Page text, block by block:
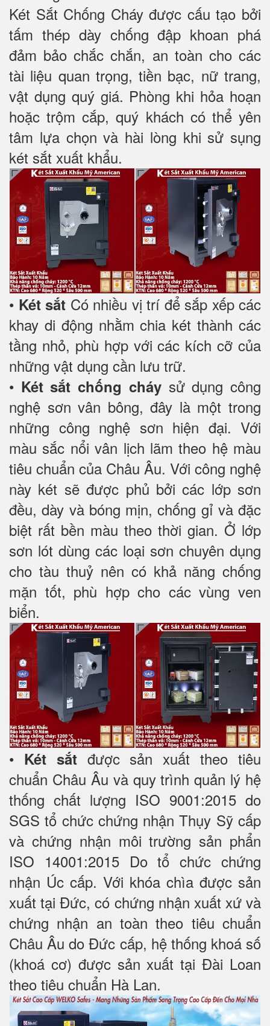
Két Sắt Chống Cháy được cấu tạo bởi
tấm thép dày chống đập khoan phá
đảm bảo chắc chắn, an toàn cho các
tài liệu quan trọng, tiền bạc, nữ trang,
vật dụng quý giá. Phòng khi hỏa hoạn
hoặc trộm cắp, quý khách có thể yên
tâm lựa chọn và hài lòng khi sử sụng
két sắt xuất khẩu.
• Két sắt Có nhiều vị trí để sắp xếp các
khay di động nhằm chia két thành các
tầng nhỏ, phù hợp với các kích cỡ của
những vật dụng cần lưu trữ.
• Két sắt chống cháysử dụng công
nghệ sơn vân bông, đây là một trong
những công nghệ sơn hiện đại. Với
màu sắc nổi vân lịch lãm theo hệ màu
tiêu chuẩn của Châu Âu. Với công nghệ
này két sẽ được phủ bởi các lớp sơn
đều, dày và bóng mịn, chống gỉ và đặc
biệt rất bền màu theo thời gian. Ở lớp
sơn lót dùng các loại sơn chuyên dụng
cho tàu thuỷ nên có khả năng chống
mặn tốt, phù hợp cho các vùng ven
biển.
• Két sắtđược sản xuất theo tiêu
chuẩn Châu Âu và quy trình quản lý hệ
thống chất lượng ISO 9001:2015 do
SGS tổ chức chứng nhận Thụy Sỹ cấp
và chứng nhận môi trường sản phẩn
ISO 14001:2015 Do tổ chức chứng
nhận Úc cấp. Với khóa chìa được sản
xuất tại Đức, có chứng nhận xuất xứ và
chứng nhận an toàn theo tiêu chuẩn
Châu Âu do Đức cấp, hệ thống khoá số
(khoá cơ) được sản xuất tại Đài Loan
theo tiêu chuẩn Hà Lan.